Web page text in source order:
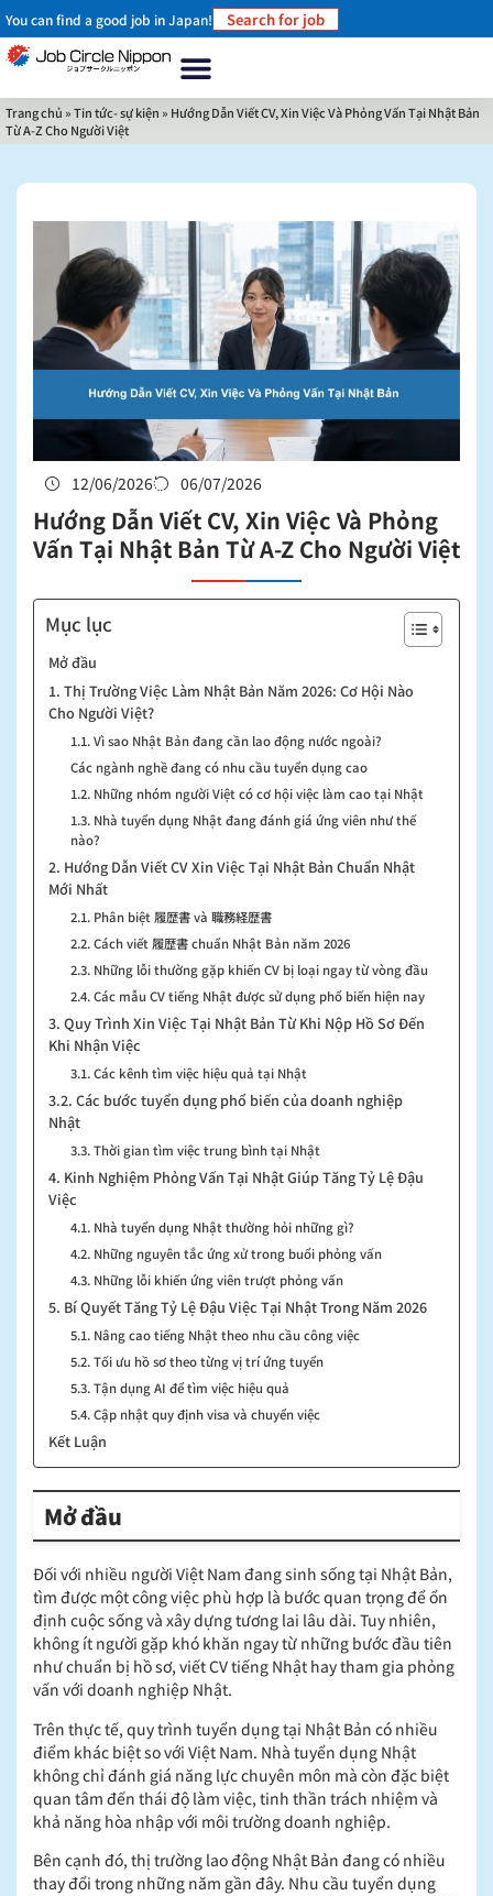
You can find a good job in Japan! Search for job
Trang chủ »Tin tức- sự kiện » Hướng Dẫn Viết CV, Xin Việc Và Phỏng Vấn Tại Nhật Bản
Từ A-Z Cho Người Việt
12/06/2026 06/07/2026
Hướng Dẫn Viết CV, Xin Việc Và Phỏng
Vấn Tại Nhật Bản Từ A-Z Cho Người Việt
Mục lục
Mở đầu
1. Thị Trường Việc Làm Nhật Bản Năm 2026: Cơ Hội Nào
Cho Người Việt?
1.1. Vì sao Nhật Bản đang cần lao động nước ngoài?
Các ngành nghề đang có nhu cầu tuyển dụng cao
1.2. Những nhóm người Việt có cơ hội việc làm cao tại Nhật
1.3. Nhà tuyển dụng Nhật đang đánh giá ứng viên như thế
nào?
2. Hướng Dẫn Viết CV Xin Việc Tại Nhật Bản Chuẩn Nhật
Mới Nhất
2.1. Phân biệt 履歴書 và 職務経歴書
2.2. Cách viết 履歴書 chuẩn Nhật Bản năm 2026
2.3. Những lỗi thường gặp khiến CV bị loại ngay từ vòng đầu
2.4. Các mẫu CV tiếng Nhật được sử dụng phổ biến hiện nay
3. Quy Trình Xin Việc Tại Nhật Bản Từ Khi Nộp Hồ Sơ Đến
Khi Nhận Việc
3.1. Các kênh tìm việc hiệu quả tại Nhật
3.2. Các bước tuyển dụng phổ biến của doanh nghiệp
Nhật
3.3. Thời gian tìm việc trung bình tại Nhật
4. Kinh Nghiệm Phỏng Vấn Tại Nhật Giúp Tăng Tỷ Lệ Đậu
Việc
4.1. Nhà tuyển dụng Nhật thường hỏi những gì?
4.2. Những nguyên tắc ứng xử trong buổi phỏng vấn
4.3. Những lỗi khiến ứng viên trượt phỏng vấn
5. Bí Quyết Tăng Tỷ Lệ Đậu Việc Tại Nhật Trong Năm 2026
5.1. Nâng cao tiếng Nhật theo nhu cầu công việc
5.2. Tối ưu hồ sơ theo từng vị trí ứng tuyển
5.3. Tận dụng AI để tìm việc hiệu quả
5.4. Cập nhật quy định visa và chuyển việc
Kết Luận
Mở đầu
Đối với nhiều người Việt Nam đang sinh sống tại Nhật Bản,
tìm được một công việc phù hợp là bước quan trọng để ổn
định cuộc sống và xây dựng tương lai lâu dài. Tuy nhiên,
không ít người gặp khó khăn ngay từ những bước đầu tiên
như chuẩn bị hồ sơ, viết CV tiếng Nhật hay tham gia phỏng
vấn với doanh nghiệp Nhật.
Trên thực tế, quy trình tuyển dụng tại Nhật Bản có nhiều
điểm khác biệt so với Việt Nam. Nhà tuyển dụng Nhật
không chỉ đánh giá năng lực chuyên môn mà còn đặc biệt
quan tâm đến thái độ làm việc, tinh thần trách nhiệm và
khả năng hòa nhập với môi trường doanh nghiệp.
Bên cạnh đó, thị trường lao động Nhật Bản đang có nhiều
thay đổi trong những năm gần đây. Nhu cầu tuyển dụng